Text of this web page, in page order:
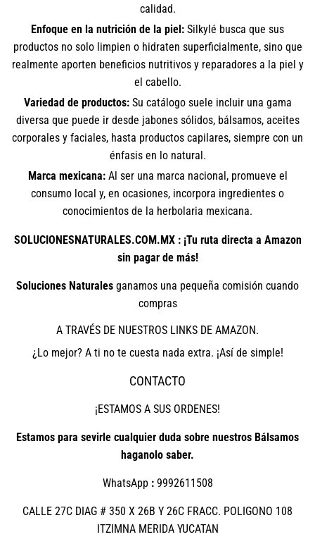
calidad.
Enfoque en la nutrición de la piel: Silkylé busca que sus
productos no solo limpien o hidraten superficialmente, sino que
realmente aporten beneficios nutritivos y reparadores a la piel y
el cabello.
Variedad de productos:Su catálogo suele incluir una gama
diversa que puede ir desde jabones sólidos, bálsamos, aceites
corporales y faciales, hasta productos capilares, siempre con un
énfasis en lo natural.
Marca mexicana:Al ser una marca nacional, promueve el
consumo local y, en ocasiones, incorpora ingredientes o
conocimientos de la herbolaria mexicana.
SOLUCIONESNATURALES.COM.MX : ¡Tu ruta directa a Amazon
sin pagar de más!
Soluciones Naturales ganamos una pequeña comisión cuando
compras
A TRAVÉS DE NUESTROS LINKS DE AMAZON.
¿Lo mejor? A ti no te cuesta nada extra. ¡Así de simple!
CONTACTO
¡ESTAMOS A SUS ORDENES!
Estamos para sevirle cualquier duda sobre nuestros Bálsamos
haganolo saber.
WhatsApp : 9992611508
CALLE 27C DIAG # 350 X 26B Y 26C FRACC. POLIGONO 108
ITZIMNA MERIDA YUCATAN